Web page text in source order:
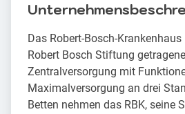
Das Robert-Bosch-
Robert Bosch Stiftung
Zentralversorgung mit
Maximalversorgung an drei
Betten nehmen das RBK, seine